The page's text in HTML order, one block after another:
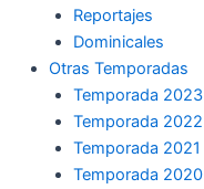
Reportajes
Dominicales
Otras Temporadas
Temporada 2023
Temporada 2022
Temporada 2021
Temporada 2020